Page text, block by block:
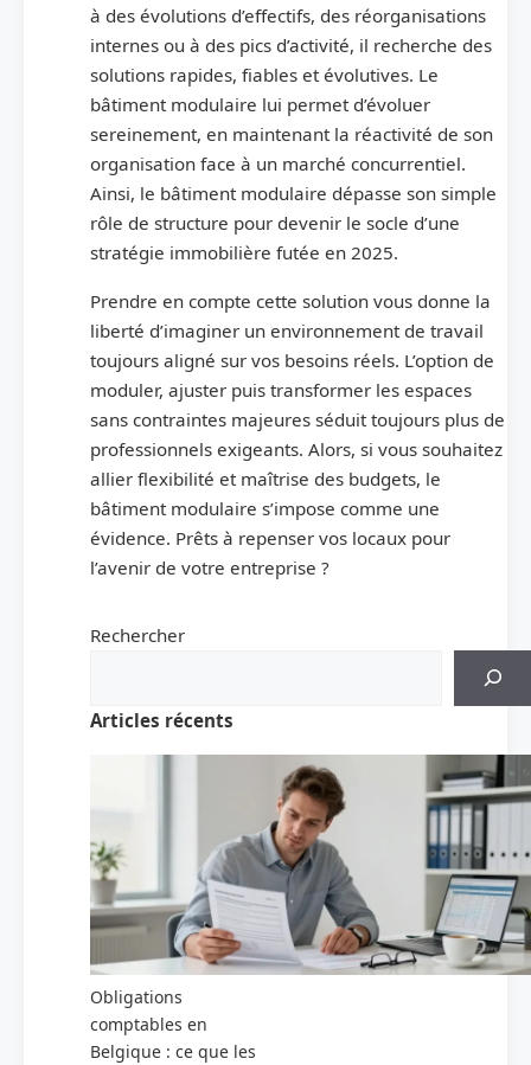
à des évolutions d’effectifs, des réorganisations
internes ou à des pics d’activité, il recherche des
solutions rapides, fiables et évolutives. Le
bâtiment modulaire lui permet d’évoluer
sereinement, en maintenant la réactivité de son
organisation face à un marché concurrentiel.
Ainsi, le bâtiment modulaire dépasse son simple
rôle de structure pour devenir le socle d’une
stratégie immobilière futée en 2025.
Prendre en compte cette solution vous donne la
liberté d’imaginer un environnement de travail
toujours aligné sur vos besoins réels. L’option de
moduler, ajuster puis transformer les espaces
sans contraintes majeures séduit toujours plus de
professionnels exigeants. Alors, si vous souhaitez
allier flexibilité et maîtrise des budgets, le
bâtiment modulaire s’impose comme une
évidence. Prêts à repenser vos locaux pour
l’avenir de votre entreprise ?
Rechercher
Articles récents
Obligations
comptables en
Belgique : ce que les